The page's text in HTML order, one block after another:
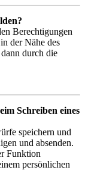
Berechtigungen
der Nähe des
durch die
Schreiben eines
speichern und
und absenden.
Funktion
persönlichen